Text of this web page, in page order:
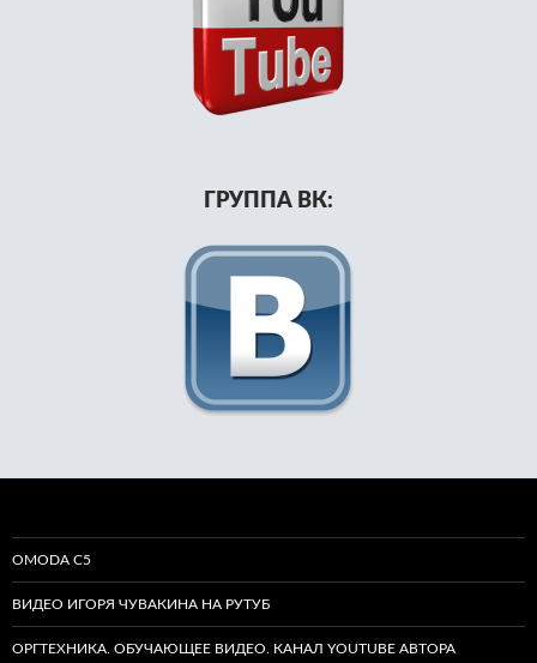
ГРУППА ВК:
OMODA C5
ВИДЕО ИГОРЯ ЧУВАКИНА НА РУТУБ
ОРГТЕХНИКА. ОБУЧАЮЩЕЕ ВИДЕО. КАНАЛ YOUTUBE АВТОРА